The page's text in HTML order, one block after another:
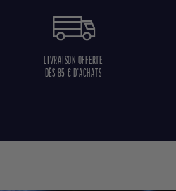
LIVRAISON OFFERTE
DÈS 85 € D'ACHATS